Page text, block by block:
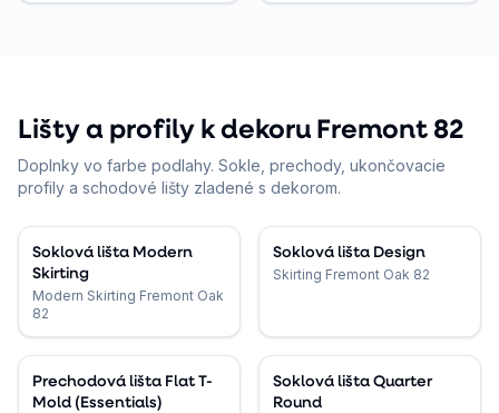
Lišty a profily k dekoru Fremont 82
Doplnky vo farbe podlahy. Sokle, prechody, ukončovacie
profily a schodové lišty zladené s dekorom.
Soklová lišta Modern
Skirting
Modern Skirting Fremont Oak
82
Soklová lišta Design
Skirting Fremont Oak 82
Prechodová lišta Flat T-
Mold (Essentials)
Soklová lišta Quarter
Round